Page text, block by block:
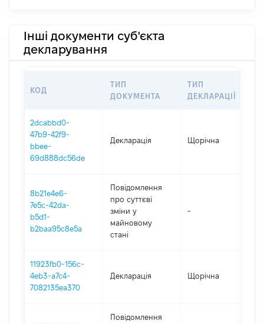
Інші документи суб'єкта
декларування
КОД
ТИП
ДОКУМЕНТА
ТИП
ДЕКЛАРАЦІЇ
2dcabbd0-
47b9-42f9-
bbee-
69d888dc56de
Декларація Щорічна
8b21e4e6-
7e5c-42da-
b5d1-
b2baa95c8e5a
Повідомлення
про суттєві
зміни y
майновому
стані
-
11923fb0-156c-
4eb3-a7c4-
7082135ea370
Декларація Щорічна
Повідомлення